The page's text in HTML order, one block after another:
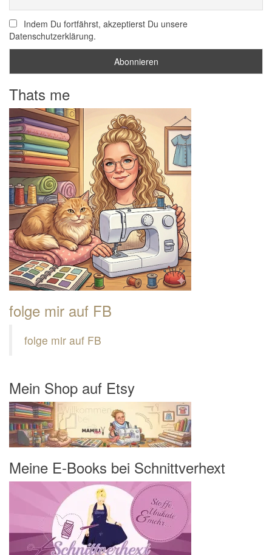
Indem Du fortfährst, akzeptierst Du unsere
Datenschutzerklärung.
Thats me
folge mir auf FB
folge mir auf FB
Mein Shop auf Etsy
Meine E-Books bei Schnittverhext